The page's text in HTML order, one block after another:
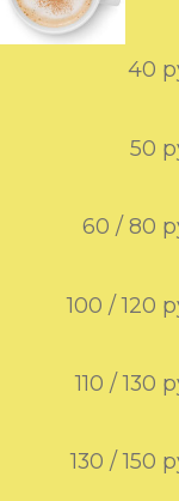
40
50
60 / 80
100 / 120
110 / 130
130 / 150